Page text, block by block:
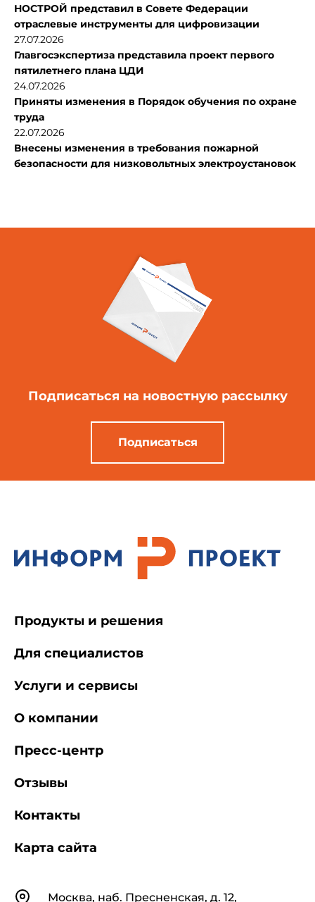
НОСТРОЙ представил в Совете Федерации
отраслевые инструменты для цифровизации
27.07.2026
Главгосэкспертиза представила проект первого
пятилетнего плана ЦДИ
24.07.2026
Приняты изменения в Порядок обучения по охране
труда
22.07.2026
Внесены изменения в требования пожарной
безопасности для низковольтных электроустановок
Подписаться на новостную рассылку
Подписаться
КонтактыМосква, наб. Пресненская, д. 12,
Продукты и решения
Для специалистов
Услуги и сервисы
О компании
Пресс-центр
Отзывы
Контакты
Карта сайта